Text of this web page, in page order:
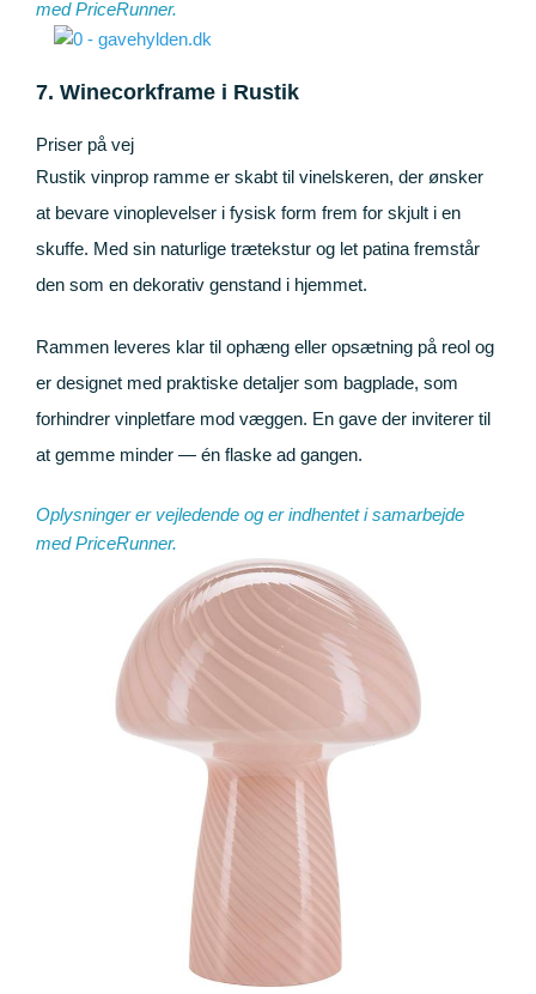
medPriceRunner.
7. Winecorkframe i Rustik
Priser på vej
Rustik vinprop ramme er skabt til vinelskeren, der ønsker
at bevare vinoplevelser i fysisk form frem for skjult i en
skuffe. Med sin naturlige trætekstur og let patina fremstår
den som en dekorativ genstand i hjemmet.
Rammen leveres klar til ophæng eller opsætning på reol og
er designet med praktiske detaljer som bagplade, som
forhindrer vinpletfare mod væggen. En gave der inviterer til
at gemme minder — én flaske ad gangen.
Oplysninger er vejledende og er indhentet i samarbejde
medPriceRunner.